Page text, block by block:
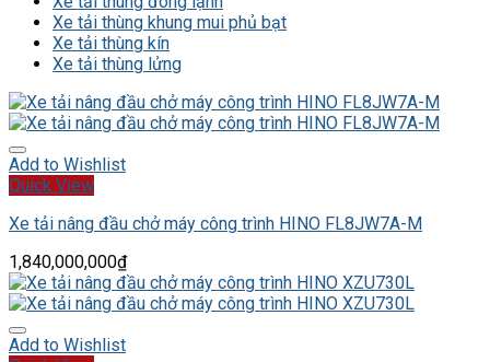
Xe tải thùng khung mui phủ bạt
Xe tải thùng kín
Xe tải thùng lửng
Add to Wishlist
Quick View
Xe tải nâng đầu chở máy công trình HINO FL8JW7A-M
1,840,000,000₫
Add to Wishlist